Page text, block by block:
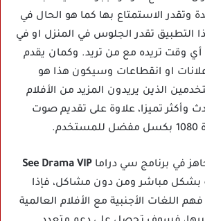
وتقدر الاستمتاع بها كما هو الحال في
التطبيق تقدر الجلوس في المنزل او في
وقت تريده مع من تريد. وكمان يقدم
او انقطاعات وسيكون هذا هو
الذين يريدون المزيد من الأفلام
وأكثر تميزا، علاوة على تقديم صوت
في برنامج سي دراما See Drama VIP
بشكل مباشر ومن دون مشاكل، فإذا
اللغات الأجنبية مع الأفلام العالمية